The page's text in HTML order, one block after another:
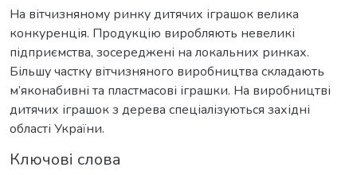
На вітчизняному ринку дитячих іграшок велика
конкуренція. Продукцію виробляють невеликі
підприємства, зосереджені на локальних ринках.
Більшу частку вітчизняного виробництва складають
м’яконабивні та пластмасові іграшки. На виробництві
дитячих іграшок з дерева спеціалізуються західні
області України.
Ключові слова